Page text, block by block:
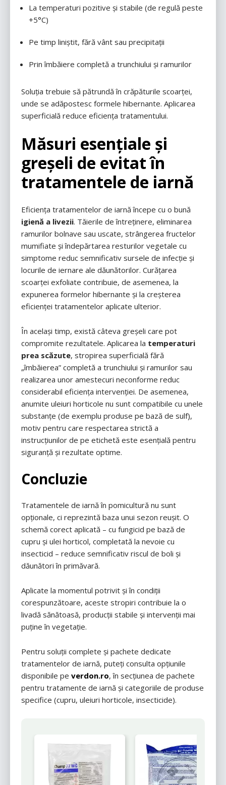
La temperaturi pozitive și stabile (de regulă peste
+5°C)
Pe timp liniștit, fără vânt sau precipitații
Prin îmbăiere completă a trunchiului și ramurilor
Soluția trebuie să pătrundă în crăpăturile scoarței,
unde se adăpostesc formele hibernante. Aplicarea
superficială reduce eficiența tratamentului.
Măsuri esențiale și
greșeli de evitat în
tratamentele de iarnă
Eficiența tratamentelor de iarnă începe cu o bună
igienă a livezii. Tăierile de întreținere, eliminarea
ramurilor bolnave sau uscate, strângerea fructelor
mumifiate și îndepărtarea resturilor vegetale cu
simptome reduc semnificativ sursele de infecție și
locurile de iernare ale dăunătorilor. Curățarea
scoarței exfoliate contribuie, de asemenea, la
expunerea formelor hibernante și la creșterea
eficienței tratamentelor aplicate ulterior.
În același timp, există câteva greșeli care pot
compromite rezultatele. Aplicarea la temperaturi
prea scăzute, stropirea superficială fără
„îmbăierea” completă a trunchiului și ramurilor sau
realizarea unor amestecuri neconforme reduc
considerabil eficiența intervenției. De asemenea,
anumite uleiuri horticole nu sunt compatibile cu unele
substanțe (de exemplu produse pe bază de sulf),
motiv pentru care respectarea strictă a
instrucțiunilor de pe etichetă este esențială pentru
siguranță și rezultate optime.
Concluzie
Tratamentele de iarnă în pomicultură nu sunt
opționale, ci reprezintă baza unui sezon reușit. O
schemă corect aplicată – cu fungicid pe bază de
cupru și ulei horticol, completată la nevoie cu
insecticid – reduce semnificativ riscul de boli și
dăunători în primăvară.
Aplicate la momentul potrivit și în condiții
corespunzătoare, aceste stropiri contribuie la o
livadă sănătoasă, producții stabile și intervenții mai
puține în vegetație.
Pentru soluții complete și pachete dedicate
tratamentelor de iarnă, puteți consulta opțiunile
disponibile peverdon.ro, în secțiunea de pachete
pentru tratamente de iarnă și categoriile de produse
specifice (cupru, uleiuri horticole, insecticide).